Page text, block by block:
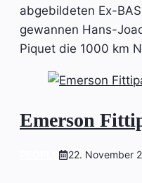
abgebildeten Ex-
gewannen Hans-
Piquet die 1000 km
Emerson
22. November